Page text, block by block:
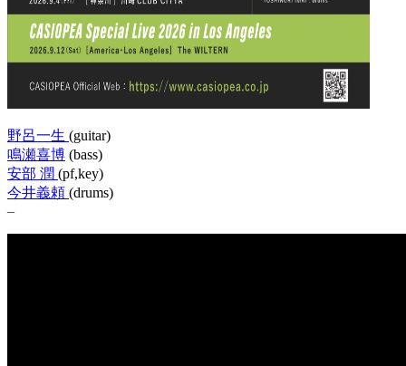
野呂一生 (guitar)
鳴瀬喜博 (bass)
安部 潤 (pf,key)
今井義頼 (drums)
–